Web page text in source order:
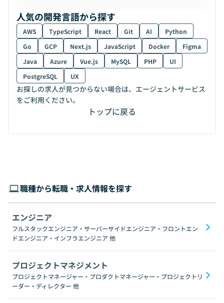
人気の開発言語から探す
AWS TypeScript React Git AI
Python
Go
GCP Next.js JavaScript Docker
Figma
Java
Azure Vue.js MySQL PHP
UI
PostgreSQL
UX
お探しの求人が見つからない場合は、エージェントサービス
をご利用ください。
トップに戻る
職種から転職・求人情報を探す
エンジニア
フルスタックエンジニア・サーバーサイドエンジニア・フロントエン
ドエンジニア・インフラエンジニア 他
プロジェクトマネジメント
プロジェクトマネージャー・プロダクトマネージャー・プロジェクトリ
ーダー・ディレクター 他